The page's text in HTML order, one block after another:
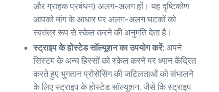
और ग्राहक प्रबंधन) अलग-अलग हों। यह दृष्टिकोण
आपको मांग के आधार पर अलग-अलग घटकों को
स्वतंत्र रूप से स्केल करने की अनुमति देता है।
स्ट्राइप के होस्टेड सॉल्यूशन का उपयोग करें: अपने
सिस्टम के अन्य हिस्सों को स्केल करने पर ध्यान केंद्रित
करते हुए भुगतान प्रोसेसिंग की जटिलताओं को संभालने
के लिए स्ट्राइप के होस्टेड सॉल्यूशन, जैसे कि स्ट्राइप